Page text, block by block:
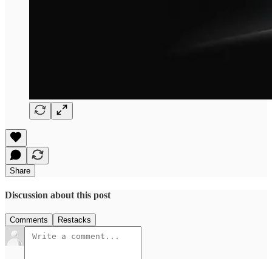
Share
Discussion about this post
Comments Restacks